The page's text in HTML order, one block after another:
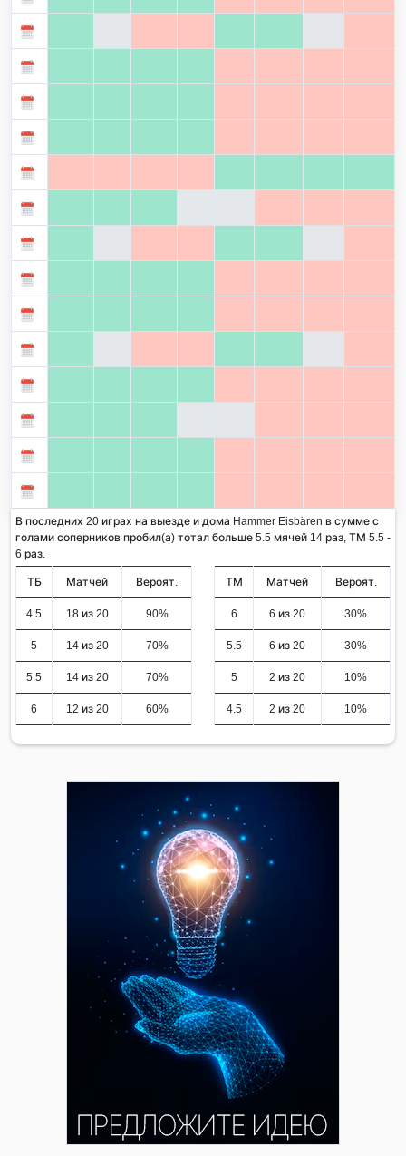
В последних 20 играх на выезде и дома Hammer Eisbären в сумме с
голами соперников пробил(а) тотал больше 5.5 мячей 14 раз, ТМ 5.5 -
6 раз.
ТБ Матчей Вероят.
4.5 18 из 20 90%
5 14 из 20 70%
5.5 14 из 20 70%
6 12 из 20 60%
ТМ Матчей Вероят.
6 6 из 20 30%
5.5 6 из 20 30%
5 2 из 20 10%
4.5 2 из 20 10%